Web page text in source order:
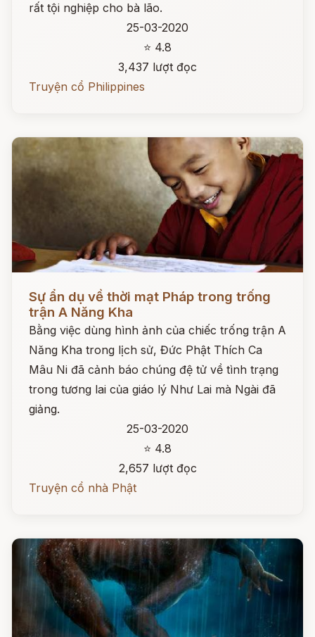
rất tội nghiệp cho bà lão.
25-03-2020
⭐ 4.8
3,437 lượt đọc
Truyện cổ Philippines
Đọc ngay
Sự ẩn dụ về thời mạt Pháp trong trống
trận A Năng Kha
Bằng việc dùng hình ảnh của chiếc trống trận A
Năng Kha trong lịch sử, Đức Phật Thích Ca
Mâu Ni đã cảnh báo chúng đệ tử về tình trạng
trong tương lai của giáo lý Như Lai mà Ngài đã
giảng.
25-03-2020
⭐ 4.8
2,657 lượt đọc
Truyện cổ nhà Phật